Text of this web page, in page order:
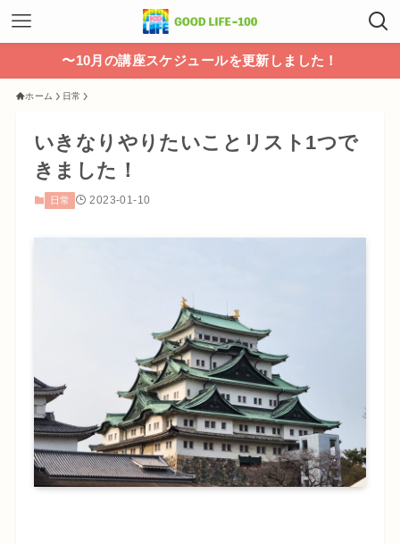
〜10月の講座スケジュールを更新しました！
ホーム 日常
いきなりやりたいことリスト1つで
きました！
日常 2023-01-10